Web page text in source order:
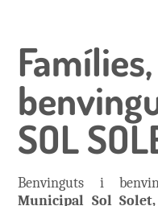
Famílies,
SOL
Benvinguts i
Municipal Sol